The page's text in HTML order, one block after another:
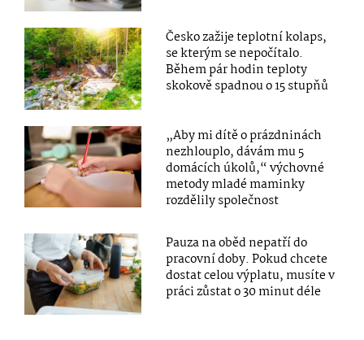
Česko zažije teplotní kolaps,
se kterým se nepočítalo.
Během pár hodin teploty
skokově spadnou o 15 stupňů
„Aby mi dítě o prázdninách
nezhlouplo, dávám mu 5
domácích úkolů,“ výchovné
metody mladé maminky
rozdělily společnost
Pauza na oběd nepatří do
pracovní doby. Pokud chcete
dostat celou výplatu, musíte v
práci zůstat o 30 minut déle